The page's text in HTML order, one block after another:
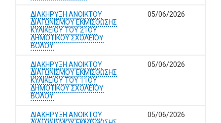
ΔΙΑΚΗΡΥΞΗ ΑΝΟΙΚΤΟΥ
ΔΙΑΓΩΝΙΣΜΟΥ ΕΚΜΙΣΘΩΣΗΣ
ΚΥΛΙΚΕΙΟΥ ΤΟΥ 21ΟΥ
ΔΗΜΟΤΙΚΟΥ ΣΧΟΛΕΙΟΥ
ΒΟΛΟΥ
05/06/2026
ΔΙΑΚΗΡΥΞΗ ΑΝΟΙΚΤΟΥ
ΔΙΑΓΩΝΙΣΜΟΥ ΕΚΜΙΣΘΩΣΗΣ
ΚΥΛΙΚΕΙΟΥ ΤΟΥ 11ΟΥ
ΔΗΜΟΤΙΚΟΥ ΣΧΟΛΕΙΟΥ
ΒΟΛΟΥ
05/06/2026
ΔΙΑΚΗΡΥΞΗ ΑΝΟΙΚΤΟΥ
05/06/2026